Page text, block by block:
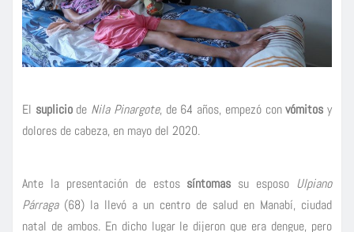
El supliciode Nila Pinargote, de 64 años, empezó convómitos y
dolores de cabeza, en mayo del 2020.
Ante la presentación de estossíntomas su esposo Ulpiano
Párraga (68) la llevó a un centro de salud en Manabí, ciudad
natal de ambos. En dicho lugar le dijeron que era dengue, pero